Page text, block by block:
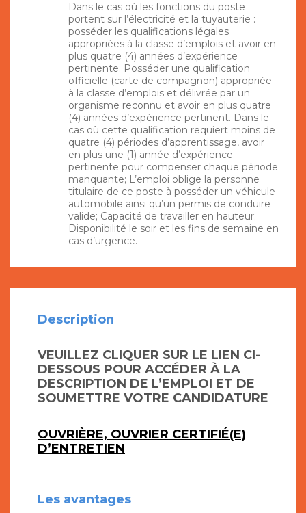
Dans le cas où les fonctions du poste
portent sur l’électricité et la tuyauterie :
posséder les qualifications légales
appropriées à la classe d’emplois et avoir en
plus quatre (4) années d’expérience
pertinente. Posséder une qualification
officielle (carte de compagnon) appropriée
à la classe d’emplois et délivrée par un
organisme reconnu et avoir en plus quatre
(4) années d’expérience pertinent. Dans le
cas où cette qualification requiert moins de
quatre (4) périodes d’apprentissage, avoir
en plus une (1) année d’expérience
pertinente pour compenser chaque période
manquante; L’emploi oblige la personne
titulaire de ce poste à posséder un véhicule
automobile ainsi qu’un permis de conduire
valide; Capacité de travailler en hauteur;
Disponibilité le soir et les fins de semaine en
cas d’urgence.
Description
VEUILLEZ CLIQUER SUR LE LIEN CI-
DESSOUS POUR ACCÉDER À LA
DESCRIPTION DE L’EMPLOI ET DE
SOUMETTRE VOTRE CANDIDATURE
OUVRIÈRE, OUVRIER CERTIFIÉ(E)
D’ENTRETIEN
Les avantages